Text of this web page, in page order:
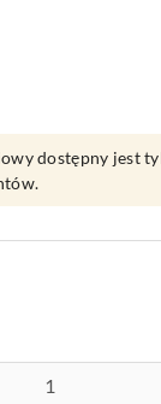
dostępny jest